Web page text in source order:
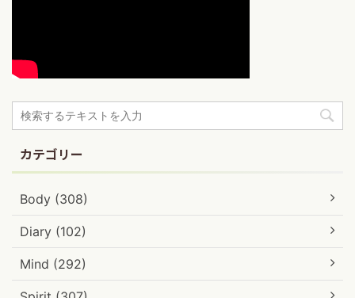
カテゴリー
Body (308)
Diary (102)
Mind (292)